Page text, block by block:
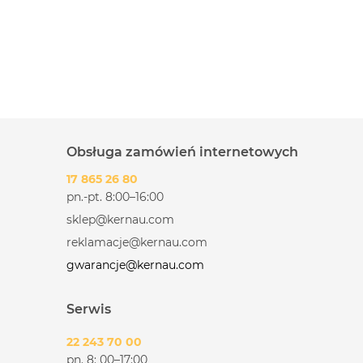
Obsługa zamówień internetowych
17 865 26 80
pn.-pt. 8:00–16:00
sklep@kernau.com
reklamacje@kernau.com
gwarancje@kernau.com
Serwis
22 243 70 00